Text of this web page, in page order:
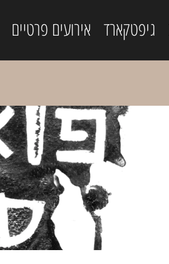
גיפטקארד אירועים פרטיים